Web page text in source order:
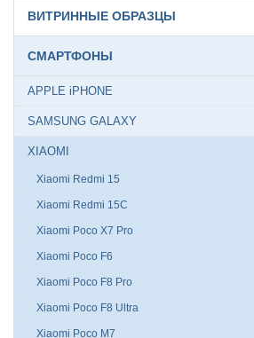
ВИТРИННЫЕ ОБРАЗЦЫ
СМАРТФОНЫ
APPLE iPHONE
SAMSUNG GALAXY
XIAOMI
Xiaomi Redmi 15
Xiaomi Redmi 15C
Xiaomi Poco X7 Pro
Xiaomi Poco F6
Xiaomi Poco F8 Pro
Xiaomi Poco F8 Ultra
Xiaomi Poco M7